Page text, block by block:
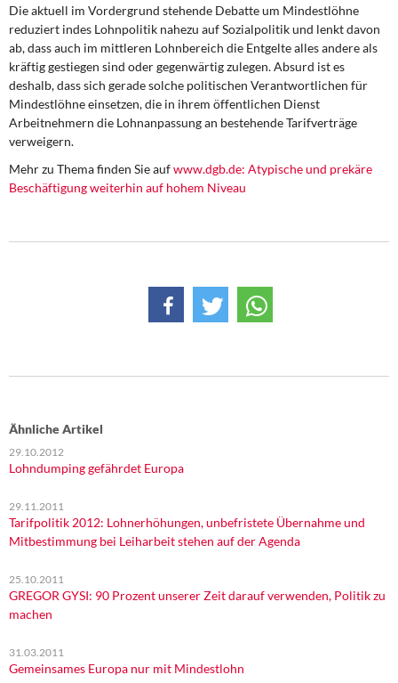
Die aktuell im Vordergrund stehende Debatte um Mindestlöhne
reduziert indes Lohnpolitik nahezu auf Sozialpolitik und lenkt davon
ab, dass auch im mittleren Lohnbereich die Entgelte alles andere als
kräftig gestiegen sind oder gegenwärtig zulegen. Absurd ist es
deshalb, dass sich gerade solche politischen Verantwortlichen für
Mindestlöhne einsetzen, die in ihrem öffentlichen Dienst
Arbeitnehmern die Lohnanpassung an bestehende Tarifverträge
verweigern.
Mehr zu Thema finden Sie aufwww.dgb.de: Atypische und prekäre
Beschäftigung weiterhin auf hohem Niveau
Ähnliche Artikel
29.10.2012
Lohndumping gefährdet Europa
29.11.2011
Tarifpolitik 2012: Lohnerhöhungen, unbefristete Übernahme und
Mitbestimmung bei Leiharbeit stehen auf der Agenda
25.10.2011
GREGOR GYSI: 90 Prozent unserer Zeit darauf verwenden, Politik zu
machen
31.03.2011
Gemeinsames Europa nur mit Mindestlohn